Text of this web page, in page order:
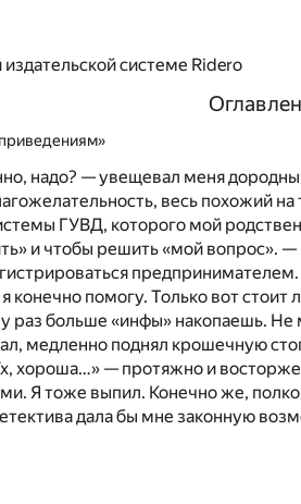
системе Ridero
надо? — увещевал меня
весь похожий
ГУВД, которого мой
и чтобы решить «мой вопрос».
помогу. Только вот стоит
раз больше «инфы» накопаешь.
медленно поднял крошечную
хороша…» — протяжно и
Я тоже выпил. Конечно же,
дала бы мне законную